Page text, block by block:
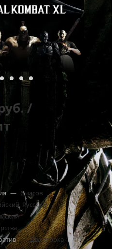
/
— 6 часов
Русский
— Два игрока